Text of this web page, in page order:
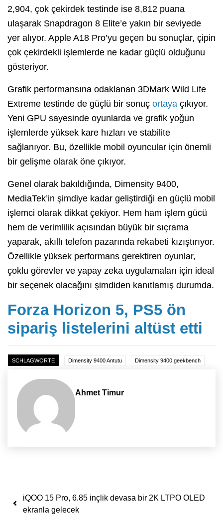
2,904, çok çekirdek testinde ise 8,812 puana
ulaşarak Snapdragon 8 Elite’e yakın bir seviyede
yer alıyor. Apple A18 Pro’yu geçen bu sonuçlar, çipin
çok çekirdekli işlemlerde ne kadar güçlü olduğunu
gösteriyor.
Grafik performansına odaklanan 3DMark Wild Life
Extreme testinde de güçlü bir sonuç ortaya çıkıyor.
Yeni GPU sayesinde oyunlarda ve grafik yoğun
işlemlerde yüksek kare hızları ve stabilite
sağlanıyor. Bu, özellikle mobil oyuncular için önemli
bir gelişme olarak öne çıkıyor.
Genel olarak bakıldığında, Dimensity 9400,
MediaTek’in şimdiye kadar geliştirdiği en güçlü mobil
işlemci olarak dikkat çekiyor. Hem ham işlem gücü
hem de verimlilik açısından büyük bir sıçrama
yaparak, akıllı telefon pazarında rekabeti kızıştırıyor.
Özellikle yüksek performans gerektiren oyunlar,
çoklu görevler ve yapay zeka uygulamaları için ideal
bir seçenek olacağını şimdiden kanıtlamış durumda.
Forza Horizon 5, PS5 ön
sipariş listelerini altüst etti
SCHLAGWORTE Dimensity 9400 Antutu Dimensity 9400 geekbench
Ahmet Timur
Yazı dolaşımı
iQOO 15 Pro, 6.85 inçlik devasa bir 2K LTPO OLED
ekranla gelecek